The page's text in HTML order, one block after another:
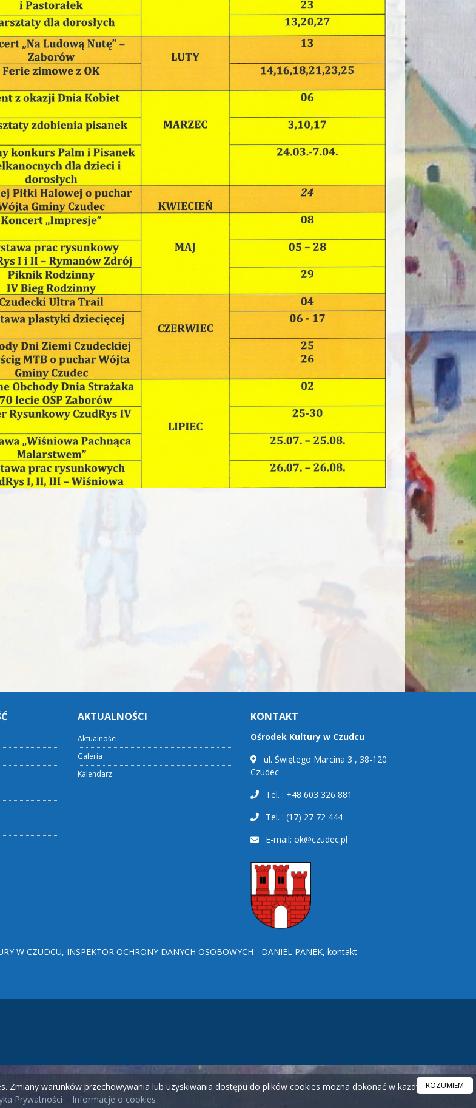
AKTUALNOŚCI
Aktualności
Galeria
Kalendarz
KONTAKT
Ośrodek Kultury w Czudcu
ul. Świętego Marcina 3 , 38-120
Czudec
Tel. : +48 603 326 881
Tel. : (17) 27 72 444
E-mail: ok@czudec.pl
W CZUDCU, INSPEKTOR OCHRONY DANYCH OSOBOWYCH - DANIEL PANEK, kontakt -
Zmiany warunków przechowywania lub uzyskiwania dostępu do plików cookies można dokonać w każdym czasie.
Prywatności
Informacje o cookies
ROZUMIEM